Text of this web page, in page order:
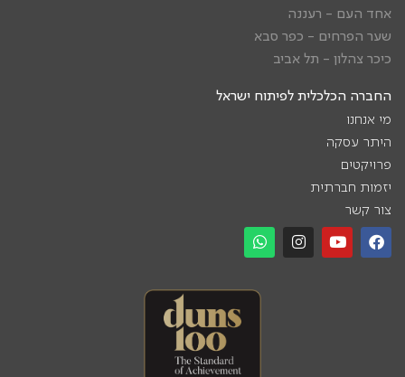
אחד העם - רעננה
שער הפרחים - כפר סבא
כיכר צהלון - תל אביב
החברה הכלכלית לפיתוח ישראל
מי אנחנו
היתר עסקה
פרויקטים
יזמות חברתית
צור קשר